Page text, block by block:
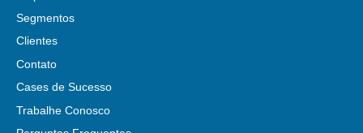
Segmentos
Clientes
Contato
Cases de Sucesso
Trabalhe Conosco